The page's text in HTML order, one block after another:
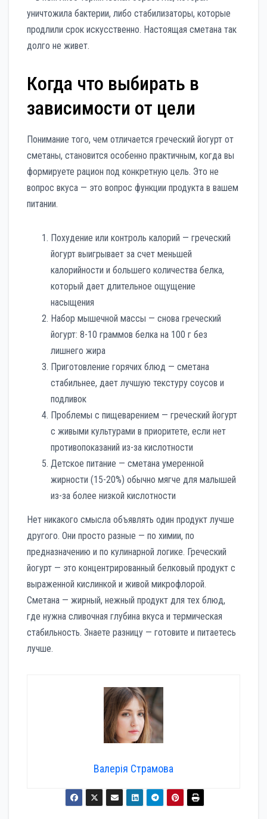
уничтожила бактерии, либо стабилизаторы, которые
продлили срок искусственно. Настоящая сметана так
долго не живет.
Когда что выбирать в
зависимости от цели
Понимание того, чем отличается греческий йогурт от
сметаны, становится особенно практичным, когда вы
формируете рацион под конкретную цель. Это не
вопрос вкуса — это вопрос функции продукта в вашем
питании.
Похудение или контроль калорий — греческий
йогурт выигрывает за счет меньшей
калорийности и большего количества белка,
который дает длительное ощущение
насыщения
Набор мышечной массы — снова греческий
йогурт: 8-10 граммов белка на 100 г без
лишнего жира
Приготовление горячих блюд — сметана
стабильнее, дает лучшую текстуру соусов и
подливок
Проблемы с пищеварением — греческий йогурт
с живыми культурами в приоритете, если нет
противопоказаний из-за кислотности
Детское питание — сметана умеренной
жирности (15-20%) обычно мягче для малышей
из-за более низкой кислотности
Нет никакого смысла объявлять один продукт лучше
другого. Они просто разные — по химии, по
предназначению и по кулинарной логике. Греческий
йогурт — это концентрированный белковый продукт с
выраженной кислинкой и живой микрофлорой.
Сметана — жирный, нежный продукт для тех блюд,
где нужна сливочная глубина вкуса и термическая
стабильность. Знаете разницу — готовите и питаетесь
лучше.
Валерія Страмова